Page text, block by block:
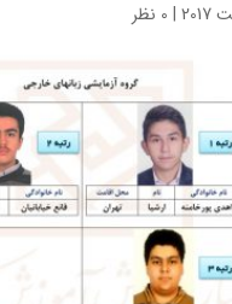
| 0 نظر